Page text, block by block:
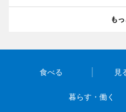
も
食べる 見
暮らす・働く